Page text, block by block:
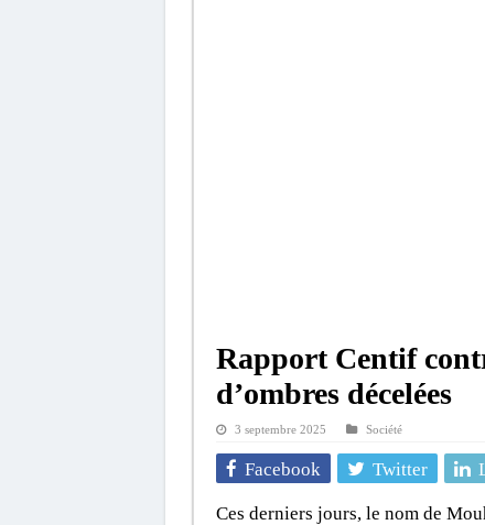
Rapport Centif
d’ombres décelées
3 septembre 2025 Société
Facebook Twitter
Ces derniers jours, le nom de